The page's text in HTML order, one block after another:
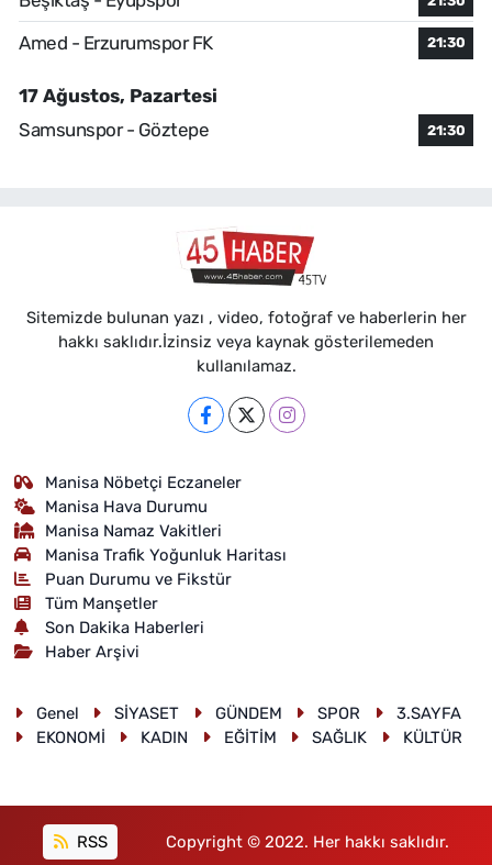
Amed - Erzurumspor FK 21:30
17 Ağustos, Pazartesi
Samsunspor - Göztepe
21:30
Sitemizde bulunan yazı , video, fotoğraf ve haberlerin her
hakkı saklıdır.İzinsiz veya kaynak gösterilemeden
kullanılamaz.
Manisa Nöbetçi Eczaneler
Manisa Hava Durumu
Manisa Namaz Vakitleri
Manisa Trafik Yoğunluk Haritası
Puan Durumu ve Fikstür
Tüm Manşetler
Son Dakika Haberleri
Haber Arşivi
Genel SİYASET GÜNDEM SPOR
3.SAYFA
EKONOMİ
KADIN EĞİTİM SAĞLIK KÜLTÜR
RSS Copyright © 2022. Her hakkı saklıdır.